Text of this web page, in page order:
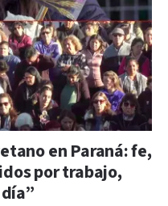
en Paraná: fe,
por trabajo,